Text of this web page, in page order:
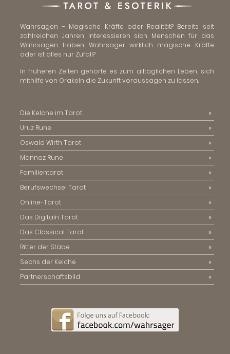
Wahrsagen – Magische Kräfte oder Realität? Bereits seit
zahlreichen Jahren interessieren sich Menschen für das
Wahrsagen. Haben Wahrsager wirklich magische Kräfte
oder ist alles nur Zufall?
In früheren Zeiten gehörte es zum alltäglichen Leben, sich
mithilfe von Orakeln die Zukunft voraussagen zu lassen.
Die Kelche im Tarot
Uruz Rune
Oswald Wirth Tarot
Mannaz Rune
Familientarot
Berufswechsel Tarot
Online-Tarot
Das Digitaln Tarot
Das Classical Tarot
Ritter der Stäbe
Sechs der Kelche
Partnerschaftsbild